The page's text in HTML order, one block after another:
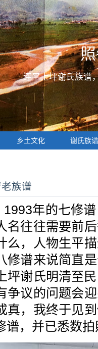
连平上坪谢氏族谱
乡土文化 谢氏族谱
族谱
年的七修谱
名往往需要前
么，人物生平
修谱来说简直
谢氏明清至
争议的问题会
真，我终于见
谱，并已悉数